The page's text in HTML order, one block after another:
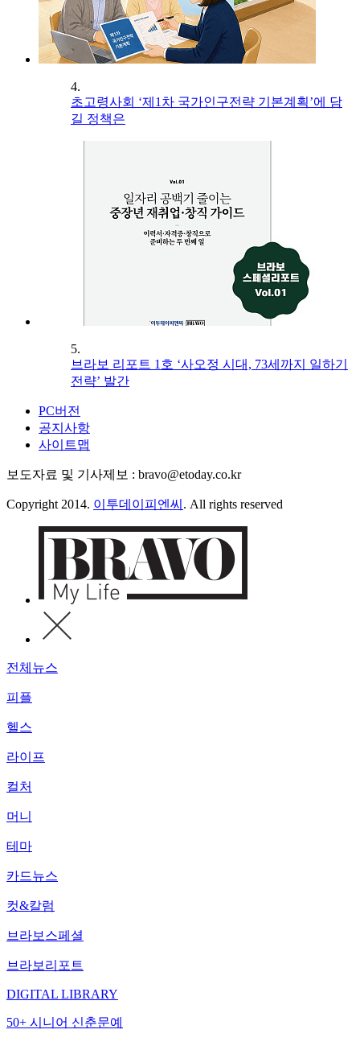
4.
초고령사회 ‘제1차 국가인구전략 기본계획’에 담
길 정책은
5.
브라보 리포트 1호 ‘사오정 시대, 73세까지 일하기
전략’ 발간
PC버전
공지사항
사이트맵
보도자료 및 기사제보 : bravo@etoday.co.kr
Copyright 2014. 이투데이피엔씨 . All rights reserved
전체뉴스
피플
헬스
라이프
컬처
머니
테마
카드뉴스
컷&칼럼
브라보스페셜
브라보리포트
DIGITAL LIBRARY
50+ 시니어 신춘문예